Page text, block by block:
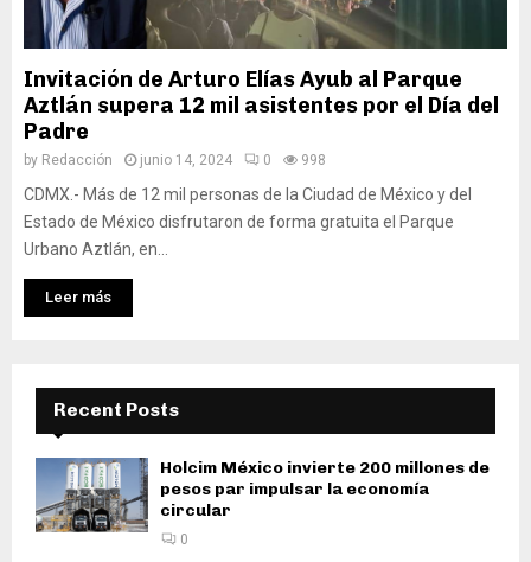
Invitación de Arturo Elías Ayub al Parque
Aztlán supera 12 mil asistentes por el Día del
Padre
by Redacción junio 14, 2024 0 998
CDMX.- Más de 12 mil personas de la Ciudad de México y del
Estado de México disfrutaron de forma gratuita el Parque
Urbano Aztlán, en...
Leer más
Recent Posts
Holcim México invierte 200 millones de
pesos par impulsar la economía
circular
0